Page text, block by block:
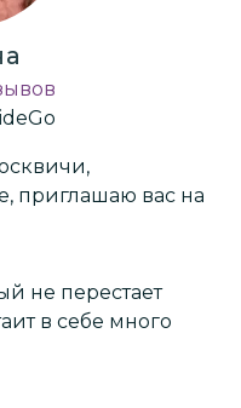
приглашаю вас на
не перестает
в себе много